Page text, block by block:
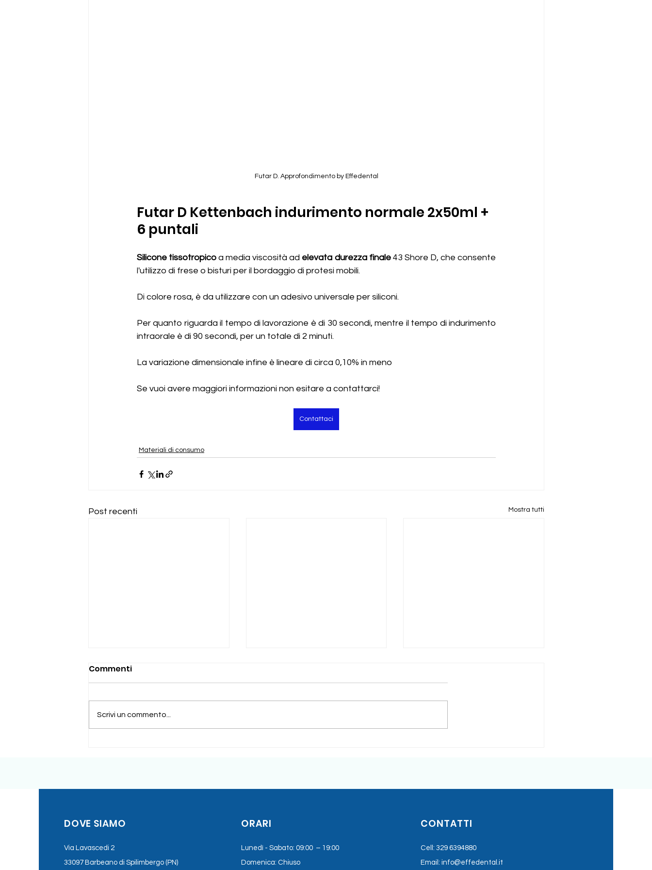
Futar D. Approfondimento by Effedental
Futar D Kettenbach indurimento normale 2x50ml +
6 puntali
Silicone tissotropico a media viscosità ad elevata durezza finale 43 Shore D, che consente
l'utilizzo di frese o bisturi per il bordaggio di protesi mobili.
Di colore rosa, è da utilizzare con un adesivo universale per siliconi.
Per quanto riguarda il tempo di lavorazione è di 30 secondi, mentre il tempo di indurimento
intraorale è di 90 secondi, per un totale di 2 minuti.
La variazione dimensionale infine è lineare di circa 0,10% in meno
Se vuoi avere maggiori informazioni non esitare a contattarci!
Contattaci
Materiali di consumo
Post recenti Mostra tutti
Commenti
Scrivi un commento...
DOVE SIAMO
Via Lavascedi 2
33097 Barbeano di Spilimbergo (PN)
ORARI
Lunedì - Sabato: 09:00 – 19:00
Domenica: Chiuso
CONTATTI
Cell:329 6394880
Email:info@effedental.it